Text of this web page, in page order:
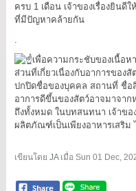
ครบ 1 เดือน เจ้าของเรื่องยินดี
ที่มีปัญหาคล้ายกัน
เพื่อความกระชับของเนื้อ
ส่วนที่เกี่ยวเนื่องกับอาการของ
ปกปิดชื่อของบุคคล สถานที่ ชื่อ
อาการดีขึ้นของสัตว์อาจมาจาก
ถึงทั้งหมด ในบทสนทนา เจ้าขอ
ผลิตภัณฑ์เป็นเพียงอาหารเสริ
เขียนโดย JAเมื่อ Sun 01 Dec,